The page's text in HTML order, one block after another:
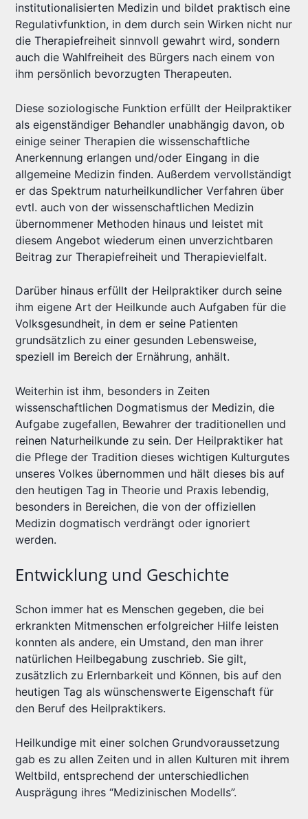
institutionalisierten Medizin und bildet praktisch eine
Regulativfunktion, in dem durch sein Wirken nicht nur
die Therapiefreiheit sinnvoll gewahrt wird, sondern
auch die Wahlfreiheit des Bürgers nach einem von
ihm persönlich bevorzugten Therapeuten.
Diese soziologische Funktion erfüllt der Heilpraktiker
als eigenständiger Behandler unabhängig davon, ob
einige seiner Therapien die wissenschaftliche
Anerkennung erlangen und/oder Eingang in die
allgemeine Medizin finden. Außerdem vervollständigt
er das Spektrum naturheilkundlicher Verfahren über
evtl. auch von der wissenschaftlichen Medizin
übernommener Methoden hinaus und leistet mit
diesem Angebot wiederum einen unverzichtbaren
Beitrag zur Therapiefreiheit und Therapievielfalt.
Darüber hinaus erfüllt der Heilpraktiker durch seine
ihm eigene Art der Heilkunde auch Aufgaben für die
Volksgesundheit, in dem er seine Patienten
grundsätzlich zu einer gesunden Lebensweise,
speziell im Bereich der Ernährung, anhält.
Weiterhin ist ihm, besonders in Zeiten
wissenschaftlichen Dogmatismus der Medizin, die
Aufgabe zugefallen, Bewahrer der traditionellen und
reinen Naturheilkunde zu sein. Der Heilpraktiker hat
die Pflege der Tradition dieses wichtigen Kulturgutes
unseres Volkes übernommen und hält dieses bis auf
den heutigen Tag in Theorie und Praxis lebendig,
besonders in Bereichen, die von der offiziellen
Medizin dogmatisch verdrängt oder ignoriert
werden.
Entwicklung und Geschichte
Schon immer hat es Menschen gegeben, die bei
erkrankten Mitmenschen erfolgreicher Hilfe leisten
konnten als andere, ein Umstand, den man ihrer
natürlichen Heilbegabung zuschrieb. Sie gilt,
zusätzlich zu Erlernbarkeit und Können, bis auf den
heutigen Tag als wünschenswerte Eigenschaft für
den Beruf des Heilpraktikers.
Heilkundige mit einer solchen Grundvoraussetzung
gab es zu allen Zeiten und in allen Kulturen mit ihrem
Weltbild, entsprechend der unterschiedlichen
Ausprägung ihres “Medizinischen Modells”.